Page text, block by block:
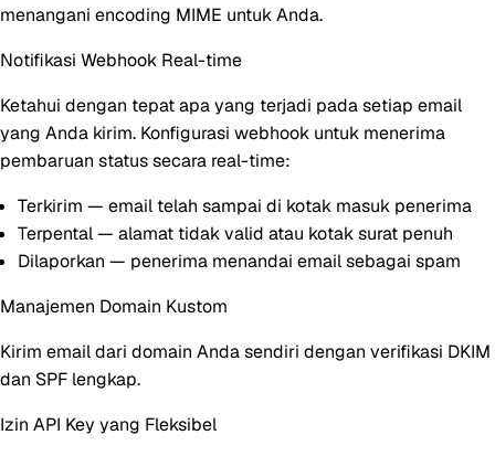
menangani encoding MIME untuk Anda.
Notifikasi Webhook Real-time
Ketahui dengan tepat apa yang terjadi pada setiap email
yang Anda kirim. Konfigurasi webhook untuk menerima
pembaruan status secara real-time:
Terkirim — email telah sampai di kotak masuk penerima
Terpental— alamat tidak valid atau kotak surat penuh
Dilaporkan — penerima menandai email sebagai spam
Manajemen Domain Kustom
Kirim email dari domain Anda sendiri dengan verifikasi DKIM
dan SPF lengkap.
Izin API Key yang Fleksibel